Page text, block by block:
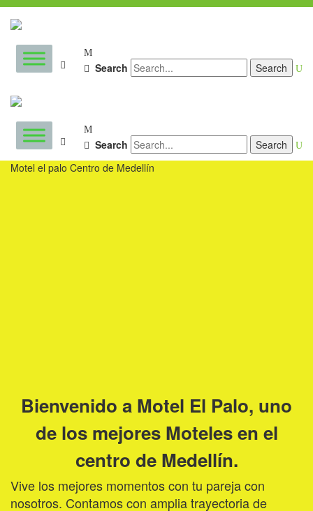
Search
Search
Motel el palo Centro de Medellín
Bienvenido a Motel El Palo, uno
de los mejores Moteles en el
centro de Medellín.
Vive los mejores momentos con tu pareja con
nosotros. Contamos con amplia trayectoria de